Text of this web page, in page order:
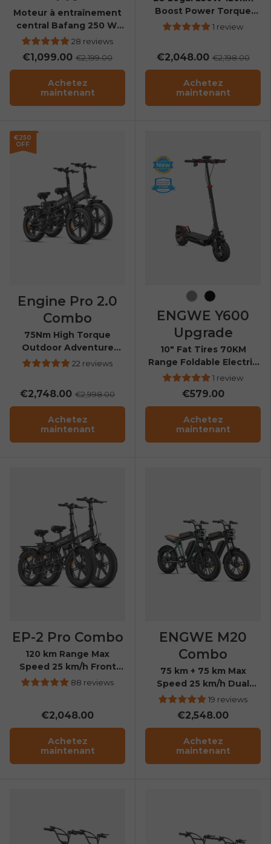
Moteur à entraînement
central Bafang 250 W,
couple de 65 nm, vélo
électrique de banlieue
28 reviews
€1,099.00 €2,199.00
Achetez
maintenant
Boost Power Torque
Sensor All-Terrain E-Bike
1 review
€2,048.00€2,198.00
Achetez
maintenant
€250
OFF
Engine Pro 2.0
Combo
75Nm High Torque
Outdoor Adventure
Folding E-bike
22 reviews
€2,748.00 €2,998.00
Achetez
maintenant
ENGWE Y600
Upgrade
10" Fat Tires 70KM
Range Foldable Electric
Scooter1 review
€579.00
Achetez
maintenant
EP-2 Pro Combo
120 km Range Max
Speed 25 km/h Front
Suspension Foldable E-
88 reviews
€2,048.00
Achetez
maintenant
ENGWE M20
Combo
75 km + 75 km Max
Speed 25 km/h Dual
Suspension Long Range
E-bike
19 reviews
€2,548.00
Achetez
maintenant